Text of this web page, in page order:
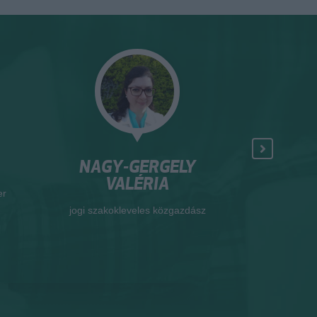
NAGY-GERGELY
VALÉRIA
jogi szakokleveles közgazdász